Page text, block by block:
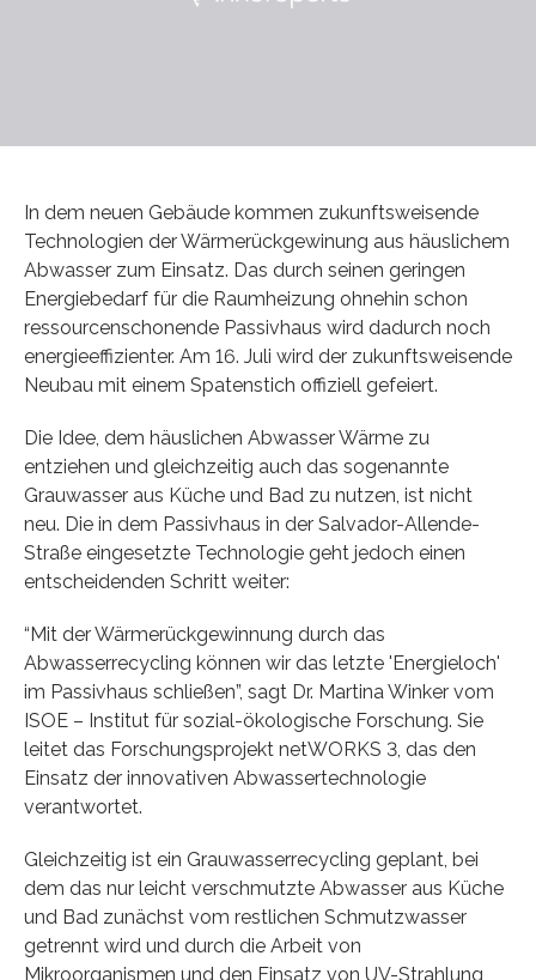
In dem neuen Gebäude kommen zukunftsweisende
Technologien der Wärmerückgewinung aus häuslichem
Abwasser zum Einsatz. Das durch seinen geringen
Energiebedarf für die Raumheizung ohnehin schon
ressourcenschonende Passivhaus wird dadurch noch
energieeffizienter. Am 16. Juli wird der zukunftsweisende
Neubau mit einem Spatenstich offiziell gefeiert.
Die Idee, dem häuslichen Abwasser Wärme zu
entziehen und gleichzeitig auch das sogenannte
Grauwasser aus Küche und Bad zu nutzen, ist nicht
neu. Die in dem Passivhaus in der Salvador-Allende-
Straße eingesetzte Technologie geht jedoch einen
entscheidenden Schritt weiter:
“Mit der Wärmerückgewinnung durch das
Abwasserrecycling können wir das letzte 'Energieloch'
im Passivhaus schließen”, sagt Dr. Martina Winker vom
ISOE – Institut für sozial-ökologische Forschung. Sie
leitet das Forschungsprojekt netWORKS 3, das den
Einsatz der innovativen Abwassertechnologie
verantwortet.
Gleichzeitig ist ein Grauwasserrecycling geplant, bei
dem das nur leicht verschmutzte Abwasser aus Küche
und Bad zunächst vom restlichen Schmutzwasser
getrennt wird und durch die Arbeit von
Mikroorganismen und den Einsatz von UV-Strahlung